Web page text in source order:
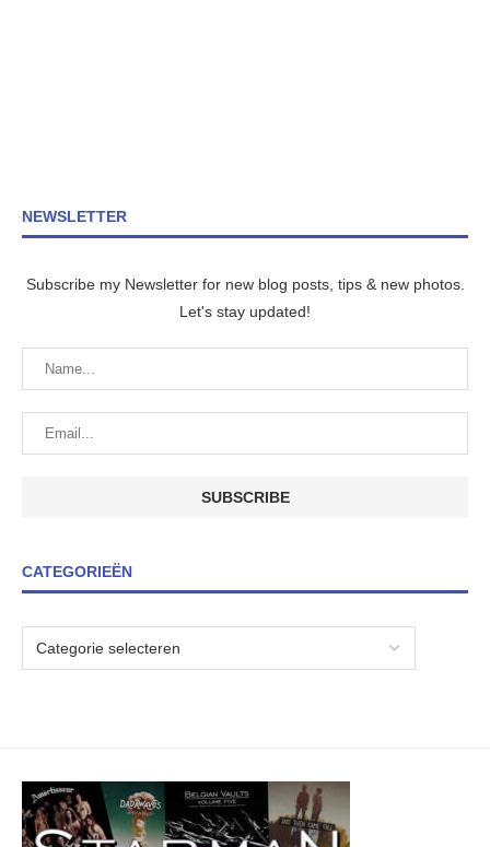
NEWSLETTER
Subscribe my Newsletter for new blog posts, tips & new photos.
Let's stay updated!
CATEGORIEËN